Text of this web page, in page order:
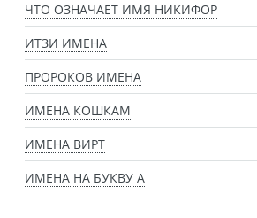
ЧТО ОЗНАЧАЕТ ИМЯ НИКИФОР
ИТЗИ ИМЕНА
ПРОРОКОВ ИМЕНА
ИМЕНА КОШКАМ
ИМЕНА ВИРТ
ИМЕНА НА БУКВУ А